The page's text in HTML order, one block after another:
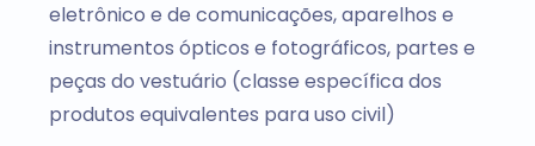
eletrônico e de comunicações, aparelhos e
instrumentos ópticos e fotográficos, partes e
peças do vestuário (classe específica dos
produtos equivalentes para uso civil)